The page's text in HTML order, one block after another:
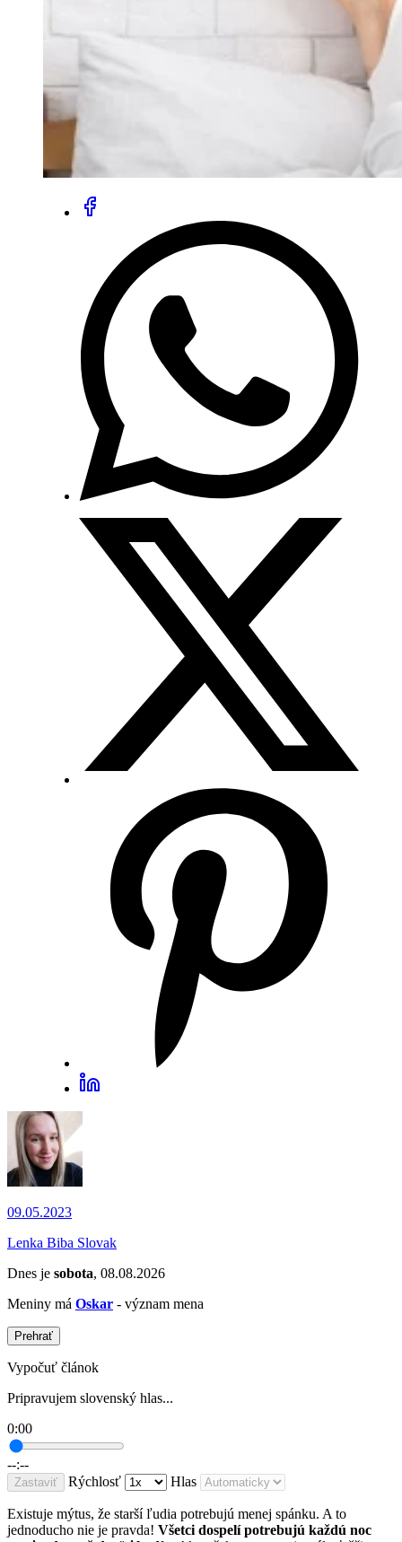
09.05.2023
Lenka Biba Slovak
Dnes je sobota, 08.08.2026
Meniny má Oskar - význam mena
Prehrať
Vypočuť článok
Pripravujem slovenský hlas...
0:00
--:--
Zastaviť Rýchlosť Hlas
Existuje mýtus, že starší ľudia potrebujú menej spánku. A to
jednoducho nie je pravda! Všetci dospelí potrebujú každú noc